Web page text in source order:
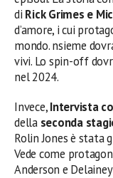
di Rick Grimes e
d’amore, i cui
mondo. nsieme
vivi. Lo spin-off
nel 2024.
Invece,Intervista
della seconda
Rolin Jones è stata
Vede come
Anderson e